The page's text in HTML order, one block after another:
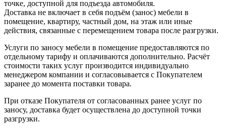
точке, доступной для подъезда автомобиля.
Доставка не включает в себя подъём (занос) мебели в
помещение, квартиру, частный дом, на этаж или иные
действия, связанные с перемещением товара после разгрузки.
Услуги по заносу мебели в помещение предоставляются по
отдельному тарифу и оплачиваются дополнительно. Расчёт
стоимости таких услуг производится индивидуально
менеджером компании и согласовывается с Покупателем
заранее до момента поставки товара.
При отказе Покупателя от согласованных ранее услуг по
заносу, доставка будет осуществлена до доступной точки
разгрузки.